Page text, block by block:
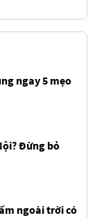
ngay 5 mẹo
Đừng bỏ
ngoài trời có